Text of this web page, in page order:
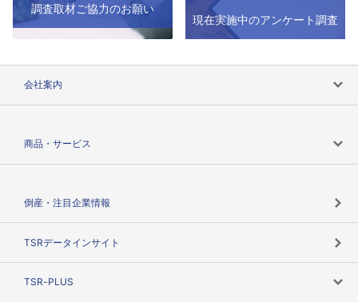
調査取材ご協力のお願い
現在実施中のアンケート調査
会社案内
商品・サービス
倒産・注目企業情報
TSRデータインサイト
TSR-PLUS